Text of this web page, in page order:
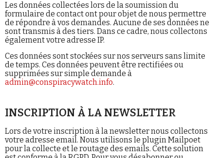
Les données collectées lors de la soumission du
formulaire de contact ont pour objet de nous permettre
de répondre à vos demandes. Aucune de ses données ne
sont transmis à des tiers. Dans ce cadre, nous collectons
également votre adresse IP.
Ces données sont stockées sur nos serveurs sans limite
de temps. Ces données peuvent être rectifiées ou
supprimées sur simple demande à
admin@conspiracywatch.info.
INSCRIPTION À LA NEWSLETTER
Lors de votre inscription à la newsletter nous collectons
votre adresse email. Nous utilisons le plugin Mailpoet
pour la collecte et le routage des emails. Cette solution